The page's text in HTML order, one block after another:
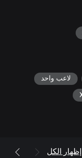
لاعب واحد
إظهار الكل